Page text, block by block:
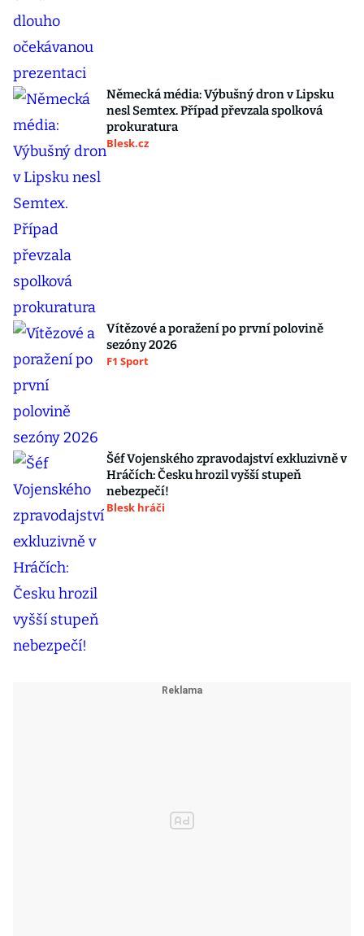
Německá média: Výbušný dron v Lipsku
nesl Semtex. Případ převzala spolková
prokuratura
Blesk.cz
Vítězové a poražení po první polovině
sezóny 2026
F1 Sport
Šéf Vojenského zpravodajství exkluzivně v
Hráčích: Česku hrozil vyšší stupeň
nebezpečí!
Blesk hráči